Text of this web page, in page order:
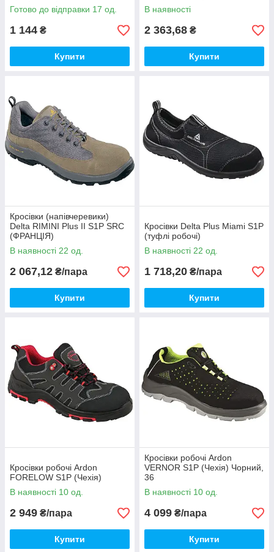
Готово до відправки 17 од.
1 144 ₴
Купити
В наявності
2 363,68 ₴
Купити
Кросівки (напівчеревики)
Delta RIMINI Plus II S1P SRC
(ФРАНЦІЯ)
В наявності 22 од.
2 067,12 ₴/пара
Купити
Кросівки Delta Plus Miami S1P
(туфлі робочі)
В наявності 22 од.
1 718,20 ₴/пара
Купити
Кросівки робочі Ardon
FORELOW S1P (Чехія)
В наявності 10 од.
2 949 ₴/пара
Купити
Кросівки робочі Ardon
VERNOR S1P (Чехія) Чорний,
36
В наявності 10 од.
4 099 ₴/пара
Купити